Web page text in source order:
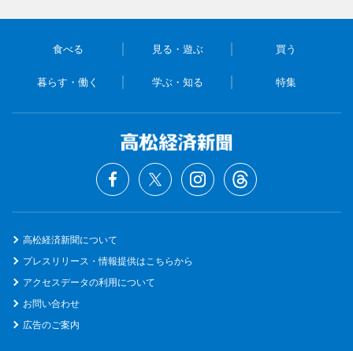
食べる 見る・遊ぶ 買う
暮らす・働く 学ぶ・知る 特集
高松経済新聞について
プレスリリース・情報提供はこちらから
アクセスデータの利用について
お問い合わせ
広告のご案内